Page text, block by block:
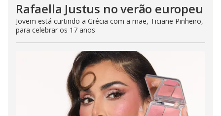
Rafaella Justus no verão europeu
Jovem está curtindo a Grécia com a mãe, Ticiane Pinheiro,
para celebrar os 17 anos